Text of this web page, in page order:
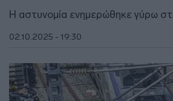
H αστυνομία ενημερώθηκε γύρω
02.10.2025 - 19:30